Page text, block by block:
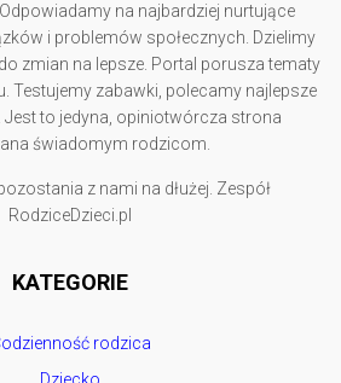
na najbardziej nurtujące
i problemów społecznych. Dzielimy
zmian na lepsze. Portal porusza tematy
Testujemy zabawki, polecamy najlepsze
Jest to jedyna, opiniotwórcza strona
świadomym rodzicom.
z nami na dłużej. Zespół
RodziceDzieci.pl
KATEGORIE
rodzica